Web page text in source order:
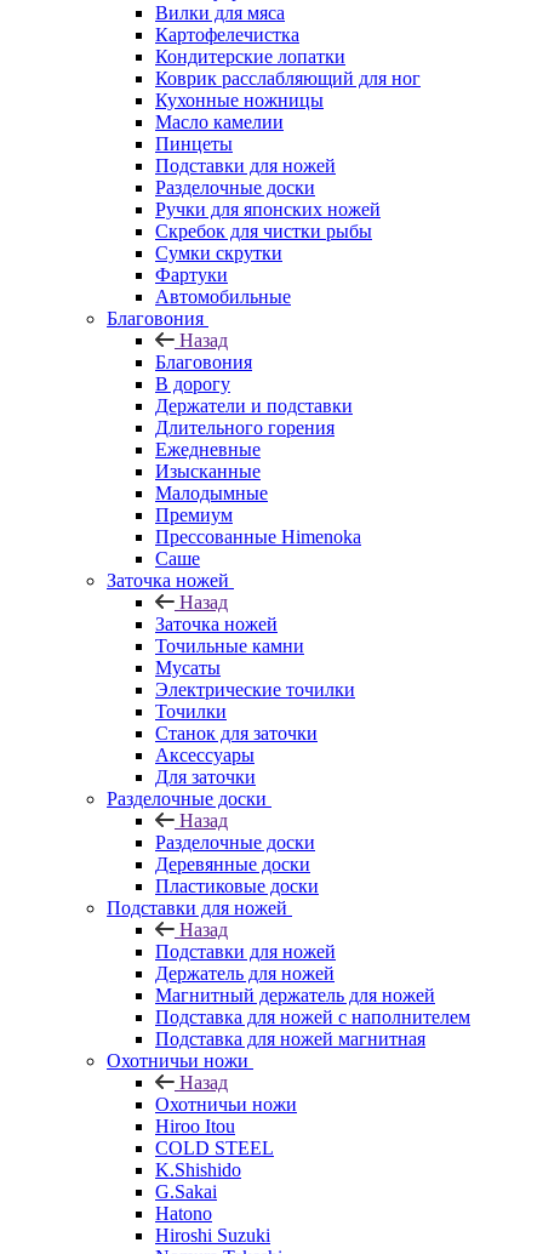
Вилки для мяса
Картофелечистка
Кондитерские лопатки
Коврик расслабляющий для ног
Кухонные ножницы
Масло камелии
Пинцеты
Подставки для ножей
Разделочные доски
Ручки для японских ножей
Скребок для чистки рыбы
Сумки скрутки
Фартуки
Автомобильные
Благовония
Назад
Благовония
В дорогу
Держатели и подставки
Длительного горения
Ежедневные
Изысканные
Малодымные
Премиум
Прессованные Himenoka
Саше
Заточка ножей
Назад
Заточка ножей
Точильные камни
Мусаты
Электрические точилки
Точилки
Станок для заточки
Аксессуары
Для заточки
Разделочные доски
Назад
Разделочные доски
Деревянные доски
Пластиковые доски
Подставки для ножей
Назад
Подставки для ножей
Держатель для ножей
Магнитный держатель для ножей
Подставка для ножей с наполнителем
Подставка для ножей магнитная
Охотничьи ножи
Назад
Охотничьи ножи
Hiroo Itou
COLD STEEL
K.Shishido
G.Sakai
Hatono
Hiroshi Suzuki